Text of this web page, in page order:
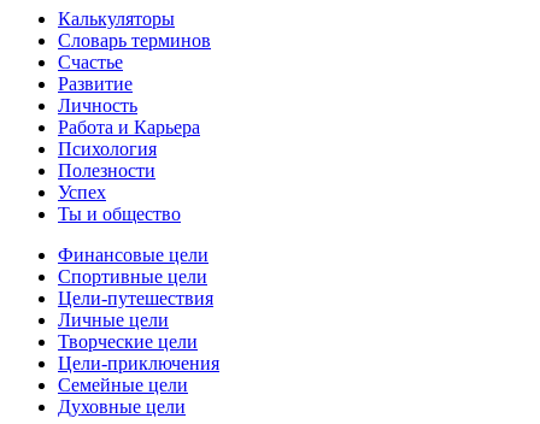
Калькуляторы
Словарь терминов
Счастье
Развитие
Личность
Работа и Карьера
Психология
Полезности
Успех
Ты и общество
Финансовые цели
Спортивные цели
Цели-путешествия
Личные цели
Творческие цели
Цели-приключения
Семейные цели
Духовные цели